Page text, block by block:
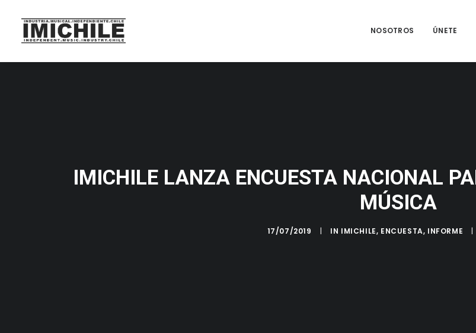
NOSOTROS ÚNETE
IMICHILE LANZA ENCUESTA NACIONAL
MÚSICA
17/07/2019 | IN IMICHILE, ENCUESTA, INFORME |